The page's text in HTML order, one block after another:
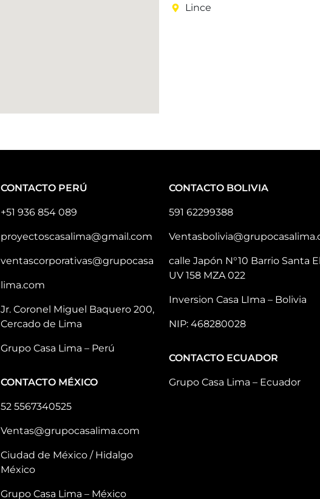
Lince
CONTACTO PERÚ
+51 936 854 089
proyectoscasalima@gmail.com
ventascorporativas@grupocasa
lima.com
Jr. Coronel Miguel Baquero 200,
Cercado de Lima
Grupo Casa Lima – Perú
CONTACTO MÉXICO
52 5567340525
Ventas@grupocasalima.com
Ciudad de México / Hidalgo
México
Grupo Casa Lima – México
CONTACTO BOLIVIA
591 62299388
calle Japón N°10 Barrio Santa
UV 158 MZA 022
Inversion Casa LIma – Bolivia
NIP: 468280028
CONTACTO ECUADOR
Grupo Casa Lima – Ecuador